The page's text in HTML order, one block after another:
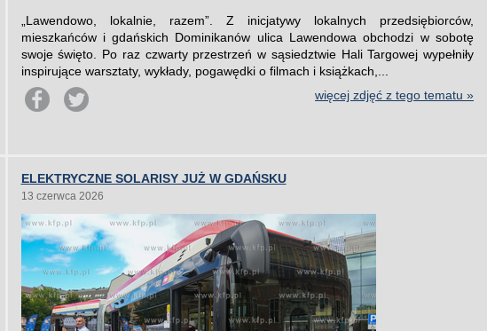
„Lawendowo, lokalnie, razem”. Z inicjatywy lokalnych przedsiębiorców,
mieszkańców i gdańskich Dominikanów ulica Lawendowa obchodzi w sobotę
swoje święto. Po raz czwarty przestrzeń w sąsiedztwie Hali Targowej wypełniły
inspirujące warsztaty, wykłady, pogawędki o filmach i książkach,...
więcej zdjęć z tego tematu »
ELEKTRYCZNE SOLARISY JUŻ W GDAŃSKU
13 czerwca 2026